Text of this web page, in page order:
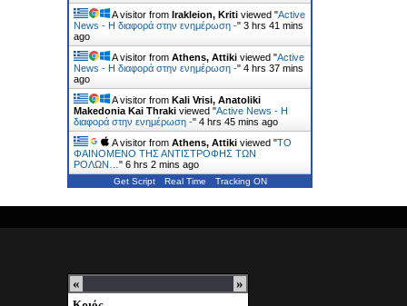
A visitor from Irakleion, Kriti viewed "Active
News - Η διαφορά στην ενημέρωση -" 3 hrs 41 mins
ago
A visitor from Athens, Attiki viewed "Active
News - Η διαφορά στην ενημέρωση -" 4 hrs 37 mins
ago
A visitor from Kali Vrisi, Anatoliki
Makedonia Kai Thraki viewed "Active News - Η
διαφορά στην ενημέρωση -" 4 hrs 45 mins ago
A visitor from Athens, Attiki viewed "ΤΟ
ΦΑΙΝΟΜΕΝΟ ΤΗΣ ΑΝΤΙΣΤΡΟΦΗΣ ΤΩΝ
ΡΟΛΩΝ… " 6 hrs 2 mins ago
Get Script Real Time Tracking ON